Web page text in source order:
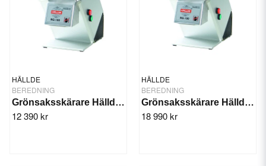
HÄLLDE
BEREDNING
Grönsaksskärare Hällde RG-50
12 390 kr
HÄLLDE
BEREDNING
Grönsaksskärare Hällde RG-100
18 990 kr